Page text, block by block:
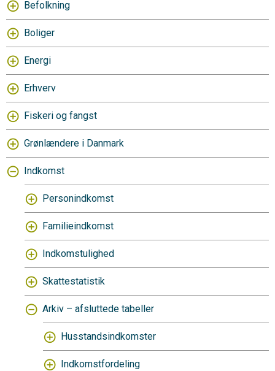
Befolkning
Boliger
Energi
Erhverv
Fiskeri og fangst
Grønlændere i Danmark
Indkomst
Personindkomst
Familieindkomst
Indkomstulighed
Skattestatistik
Arkiv – afsluttede tabeller
Husstandsindkomster
Indkomstfordeling